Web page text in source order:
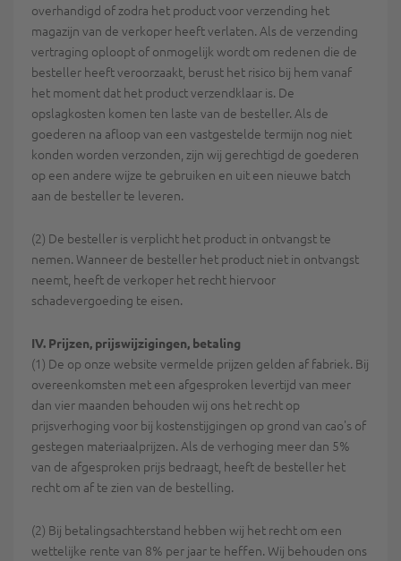
overhandigd of zodra het product voor verzending het
magazijn van de verkoper heeft verlaten. Als de verzending
vertraging oploopt of onmogelijk wordt om redenen die de
besteller heeft veroorzaakt, berust het risico bij hem vanaf
het moment dat het product verzendklaar is. De
opslagkosten komen ten laste van de besteller. Als de
goederen na afloop van een vastgestelde termijn nog niet
konden worden verzonden, zijn wij gerechtigd de goederen
op een andere wijze te gebruiken en uit een nieuwe batch
aan de besteller te leveren.
(2) De besteller is verplicht het product in ontvangst te
nemen. Wanneer de besteller het product niet in ontvangst
neemt, heeft de verkoper het recht hiervoor
schadevergoeding te eisen.
IV. Prijzen, prijswijzigingen, betaling
(1) De op onze website vermelde prijzen gelden af fabriek. Bij
overeenkomsten met een afgesproken levertijd van meer
dan vier maanden behouden wij ons het recht op
prijsverhoging voor bij kostenstijgingen op grond van cao's of
gestegen materiaalprijzen. Als de verhoging meer dan 5%
van de afgesproken prijs bedraagt, heeft de besteller het
recht om af te zien van de bestelling.
(2) Bij betalingsachterstand hebben wij het recht om een
wettelijke rente van 8% per jaar te heffen. Wij behouden ons